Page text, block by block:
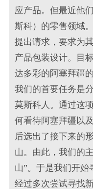
应产品。但最近他
斯科）的零售领域
提出请求，要求为
产品包装设计。目
达多彩的阿塞拜疆的
我们的首要任务是
莫斯科人。通过这
何看待阿塞拜疆以
后选出了接下来的
山。由此，我们的
山”。于是我们开始
经过多次尝试寻找